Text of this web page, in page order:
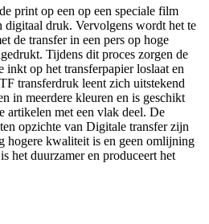
print op een op een speciale film
digitaal druk. Vervolgens wordt het te
de transfer in een pers op hoge
Tijdens dit proces zorgen de
inkt op het transferpapier loslaat en
transferdruk leent zich uitstekend
in meerdere kleuren en is geschikt
artikelen met een vlak deel. De
opzichte van Digitale transfer zijn
hogere kwaliteit is en geen omlijning
het duurzamer en produceert het